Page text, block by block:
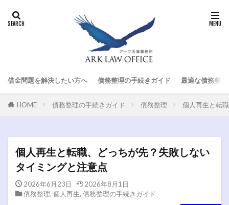
借金問題を解決したい方へ 債務整理の手続きガイド 最適な債務整
HOME 債務整理の手続きガイド 債務整理 個人再生と転
個人再生と転職、どっちが先？失敗しない
タイミングと注意点
2026年6月23日
2026年8月1日
債務整理, 個人再生, 債務整理の手続きガイド